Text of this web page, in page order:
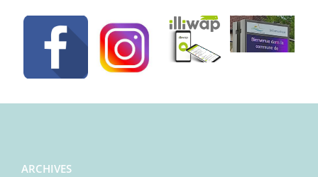
ARCHIVES